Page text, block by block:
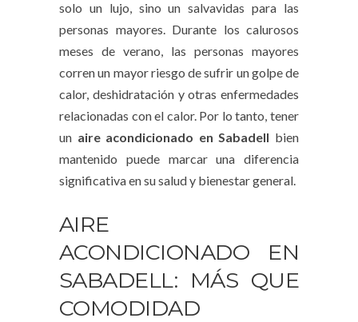
solo un lujo, sino un salvavidas para las
personas mayores. Durante los calurosos
meses de verano, las personas mayores
corren un mayor riesgo de sufrir un golpe de
calor, deshidratación y otras enfermedades
relacionadas con el calor. Por lo tanto, tener
un aire acondicionado en Sabadell bien
mantenido puede marcar una diferencia
significativa en su salud y bienestar general.
AIRE
ACONDICIONADO EN
SABADELL: MÁS QUE
COMODIDAD